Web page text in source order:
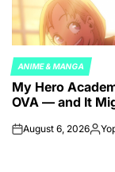
POSTED
IN
ANIME & MANGA
My Hero
OVA — and It
onAugust 6, 2026